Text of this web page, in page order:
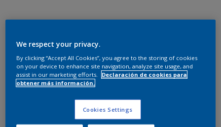
Onda Ambar - 10YY 57/377
Cambiar de color
900 ML
We respect your privacy.
By clicking “Accept All Cookies”, you agree to the storing of cookies
on your device to enhance site navigation, analyze site usage, and
assist in our marketing efforts.
Declaración de cookies para
obtener más información.
Cookies Settings